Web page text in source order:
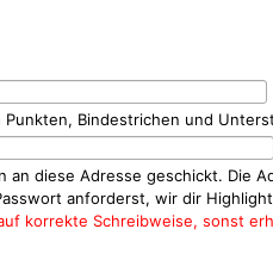
Bindestrichen und
an diese Adresse geschickt. Die
anforderst, wir dir
korrekte Schreibweise, sonst